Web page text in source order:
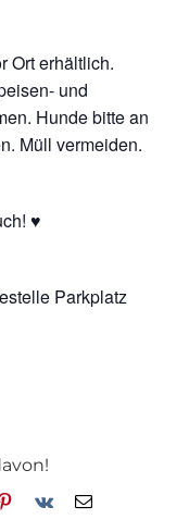
Ort erhältlich.
und
Hunde bitte an
Müll vermeiden.
♥
Parkplatz
Pinterest
Vk
E-